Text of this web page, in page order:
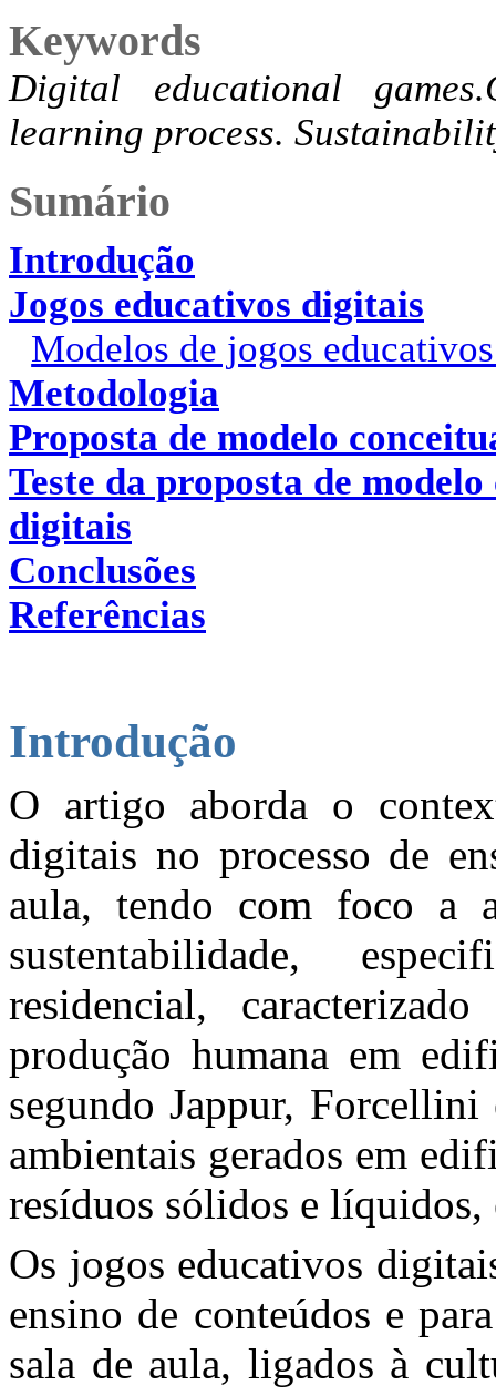
Keywords
Digital educational
learning process.
Sumário
Introdução
Jogos educativos digitais
Modelos de jogos
Metodologia
Proposta de modelo
Teste da proposta de
digitais
Conclusões
Referências
Introdução
O artigo aborda o
digitais no processo de
aula, tendo com foco a
sustentabilidade,
residencial,
produção humana em
segundo Jappur,
ambientais gerados em
resíduos sólidos e líquidos,
Os jogos educativos
ensino de conteúdos e
sala de aula, ligados à